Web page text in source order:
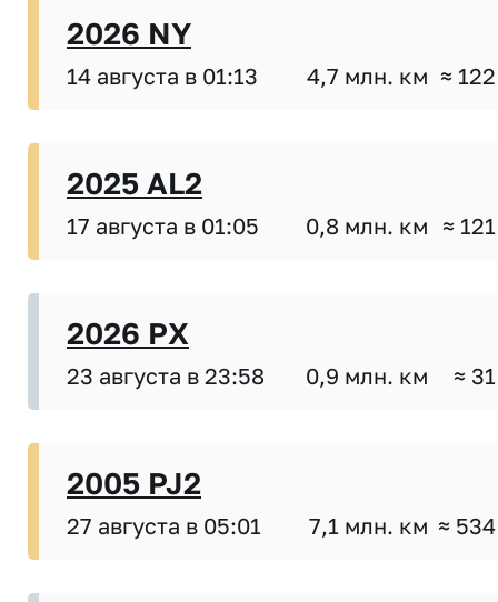
2026 NY
14 августа в 01:13 4,7 млн. км ≈
2025 AL2
17 августа в 01:05 0,8 млн. км ≈
2026 PX
23 августа в 23:58 0,9 млн. км ≈
2005 PJ2
27 августа в 05:01 7,1 млн. км ≈